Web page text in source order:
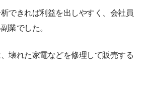
できれば利益を出しやすく、会社員
業でした。
壊れた家電などを修理して販売する